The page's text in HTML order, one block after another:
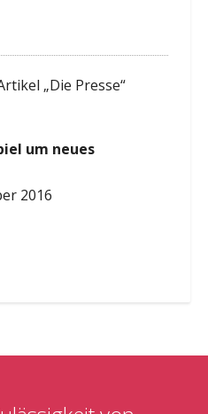
„Die Presse“
um neues
2016